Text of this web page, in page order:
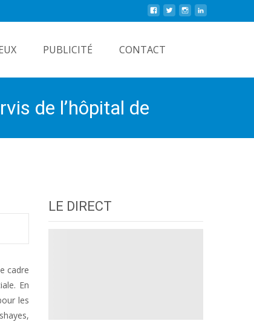
PUBLICITÉ CONTACT
de l’hôpital de
cadre
En
les
LE DIRECT